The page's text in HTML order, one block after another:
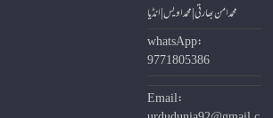
محمد امن بھارتی | محمد اویس | انڈیا
whatsApp:
9771805386
Email: